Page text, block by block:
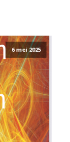
6 mei 2025